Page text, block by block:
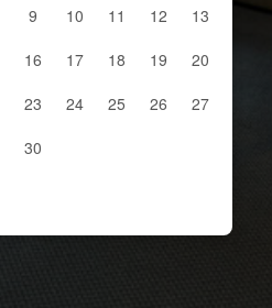
9 10 11 12
13
16 17 18 19
20
23 24 25 26
27
30